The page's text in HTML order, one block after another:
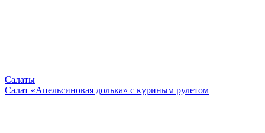
Салаты
Салат «Апельсиновая долька» с куриным рулетом